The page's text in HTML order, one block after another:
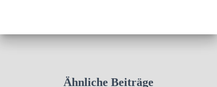
Ähnliche Beiträge